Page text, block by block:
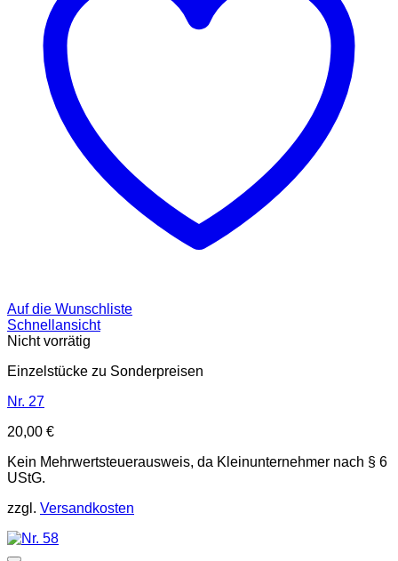
Auf die Wunschliste
Schnellansicht
Nicht vorrätig
Einzelstücke zu Sonderpreisen
Nr. 27
20,00 €
Kein Mehrwertsteuerausweis, da Kleinunternehmer nach § 6
UStG.
zzgl. Versandkosten